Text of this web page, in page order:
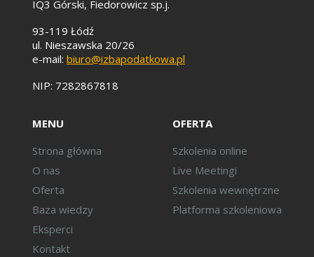
IQ3 Górski, Fiedorowicz sp.j.
93-119 Łódź
ul. Nieszawska 20/26
e-mail: biuro@izbapodatkowa.pl
NIP: 7282867818
MENU
Strona główna
O nas
Oferta
Baza wiedzy
Eksperci
Kontakt
OFERTA
Szkolenia online
Live Meetingi
Szkolenia wewnętrzne
Platforma szkoleniowa